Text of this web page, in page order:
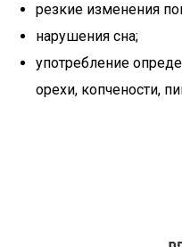
резкие изменения
нарушения сна;
употребление
орехи, копчености,